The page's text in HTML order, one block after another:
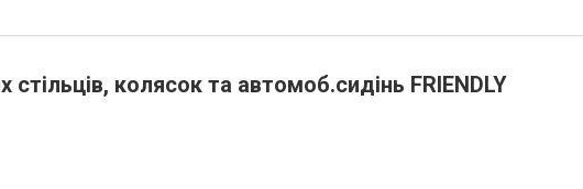
колясок та автомоб.сидінь FRIENDLY